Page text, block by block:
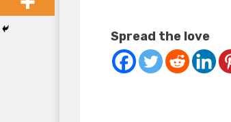
Spread the love